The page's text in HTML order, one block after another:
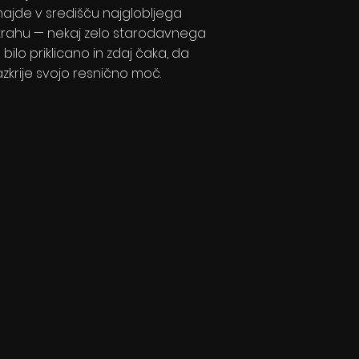
v središču najglobljega
— nekaj zelo starodavnega
bilo priklicano in zdaj čaka, da
svojo resnično moč.